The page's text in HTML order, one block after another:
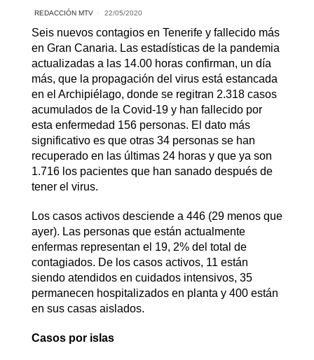
REDACCIÓN MTV 22/05/2020
Seis nuevos contagios en Tenerife y fallecido más
en Gran Canaria. Las estadísticas de la pandemia
actualizadas a las 14.00 horas confirman, un día
más, que la propagación del virus está estancada
en el Archipiélago, donde se regitran 2.318 casos
acumulados de la Covid-19 y han fallecido por
esta enfermedad 156 personas. El dato más
significativo es que otras 34 personas se han
recuperado en las últimas 24 horas y que ya son
1.716 los pacientes que han sanado después de
tener el virus.
Los casos activos desciende a 446 (29 menos que
ayer). Las personas que están actualmente
enfermas representan el 19, 2% del total de
contagiados. De los casos activos, 11 están
siendo atendidos en cuidados intensivos, 35
permanecen hospitalizados en planta y 400 están
en sus casas aislados.
Casos por islas